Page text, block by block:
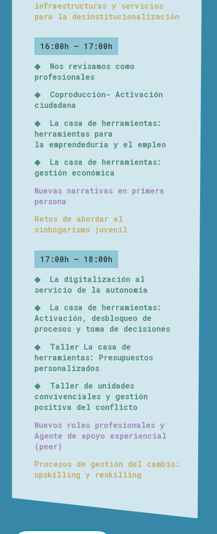
infraestructuras y servicios
para la desinstitucionalización
16:00h – 17:00h
◆ Nos revisamos como
profesionales
◆ Coproducción- Activación
ciudadana
◆ La casa de herramientas:
herramientas para
la emprendeduría y el empleo
◆ La casa de herramientas:
gestión económica
Nuevas narrativas en primera
persona
Retos de abordar el
sinhogarismo juvenil
17:00h – 18:00h
◆ La digitalización al
servicio de la autonomía
◆ La casa de herramientas:
Activación, desbloqueo de
procesos y toma de decisiones
◆ Taller La casa de
herramientas: Presupuestos
personalizados
◆ Taller de unidades
convivenciales y gestión
positiva del conflicto
Nuevos roles profesionales y
Agente de apoyo experiencial
(peer)
Procesos de gestión del cambio:
upskilling y reskilling